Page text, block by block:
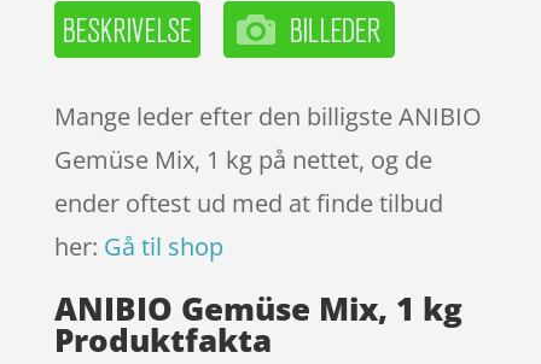
Mange leder efter den billigste ANIBIO
Gemüse Mix, 1 kg på nettet, og de
ender oftest ud med at finde tilbud
her: Gå til shop
ANIBIO Gemüse Mix, 1 kg
Produktfakta